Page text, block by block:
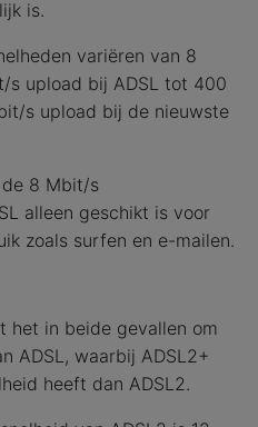
is.
variëren van 8
s upload bij ADSL tot 400
s upload bij de nieuwste
8 Mbit/s
alleen geschikt is voor
zoals surfen en e-mailen.
het in beide gevallen om
ADSL, waarbij ADSL2+
heeft dan ADSL2.